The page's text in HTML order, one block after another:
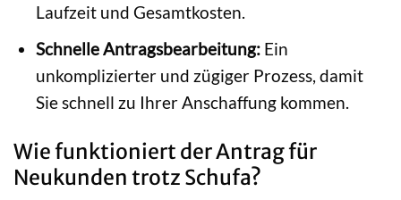
Laufzeit und Gesamtkosten.
Schnelle Antragsbearbeitung:Ein
unkomplizierter und zügiger Prozess, damit
Sie schnell zu Ihrer Anschaffung kommen.
Wie funktioniert der Antrag für
Neukunden trotz Schufa?